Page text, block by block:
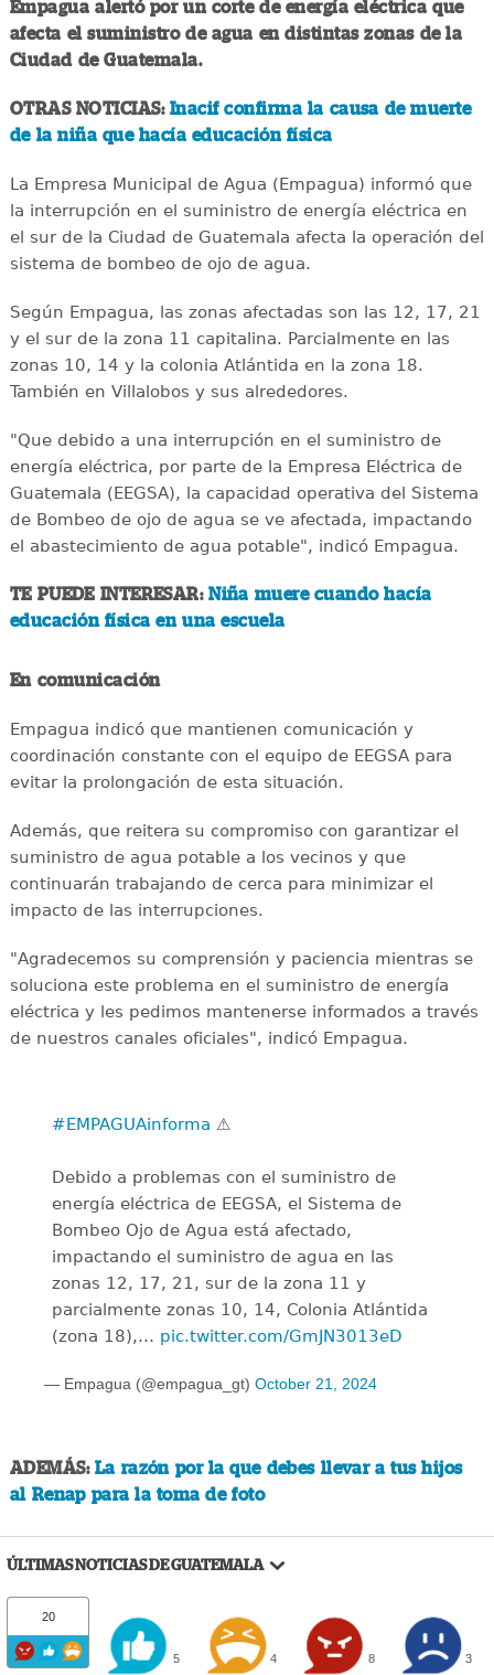
Empagua alertó por un corte de energía eléctrica que
afecta el suministro de agua en distintas zonas de la
Ciudad de Guatemala.
OTRAS NOTICIAS: Inacif confirma la causa de muerte
de la niña que hacía educación física
La Empresa Municipal de Agua (Empagua) informó que
la interrupción en el suministro de energía eléctrica en
el sur de la Ciudad de Guatemala afecta la operación del
sistema de bombeo de ojo de agua.
Según Empagua, las zonas afectadas son las 12, 17, 21
y el sur de la zona 11 capitalina. Parcialmente en las
zonas 10, 14 y la colonia Atlántida en la zona 18.
También en Villalobos y sus alrededores.
"Que debido a una interrupción en el suministro de
energía eléctrica, por parte de la Empresa Eléctrica de
Guatemala (EEGSA), la capacidad operativa del Sistema
de Bombeo de ojo de agua se ve afectada, impactando
el abastecimiento de agua potable", indicó Empagua.
TE PUEDE INTERESAR:Niña muere cuando hacía
educación física en una escuela
En comunicación
Empagua indicó que mantienen comunicación y
coordinación constante con el equipo de EEGSA para
evitar la prolongación de esta situación.
Además, que reitera su compromiso con garantizar el
suministro de agua potable a los vecinos y que
continuarán trabajando de cerca para minimizar el
impacto de las interrupciones.
"Agradecemos su comprensión y paciencia mientras se
soluciona este problema en el suministro de energía
eléctrica y les pedimos mantenerse informados a través
de nuestros canales oficiales", indicó Empagua.
#EMPAGUAinforma ⚠️
Debido a problemas con el suministro de
energía eléctrica de EEGSA, el Sistema de
Bombeo Ojo de Agua está afectado,
impactando el suministro de agua en las
zonas 12, 17, 21, sur de la zona 11 y
parcialmente zonas 10, 14, Colonia Atlántida
(zona 18),… pic.twitter.com/GmJN3013eD
— Empagua (@empagua_gt) October 21, 2024
ADEMÁS: La razón por la que debes llevar a tus hijos
al Renap para la toma de foto
ÚLTIMAS NOTICIAS DE GUATEMALA
20
5 4 8 3